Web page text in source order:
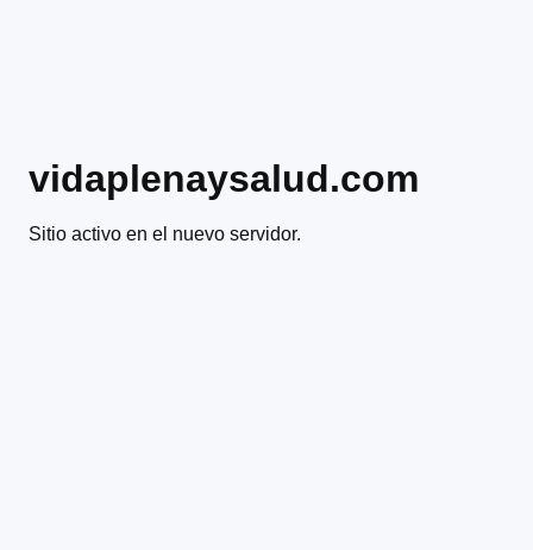
vidaplenaysalud.com
Sitio activo en el nuevo servidor.